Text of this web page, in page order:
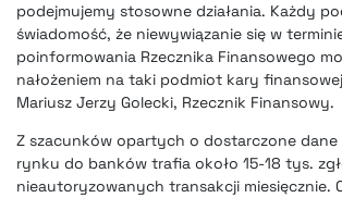
podejmujemy stosowne działania. Każdy
świadomość, że niewywiązanie się w
poinformowania Rzecznika Finansowego
nałożeniem na taki podmiot kary
Mariusz Jerzy Golecki, Rzecznik Finansowy.
Z szacunków opartych o dostarczone dane
rynku do banków trafia około 15-18 tys.
nieautoryzowanych transakcji miesięcznie.